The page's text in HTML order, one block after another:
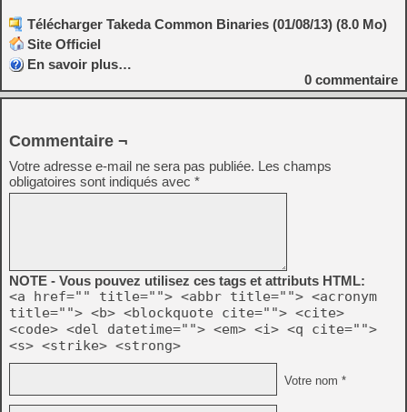
Télécharger Takeda Common Binaries (01/08/13) (8.0 Mo)
Site Officiel
En savoir plus…
0 commentaire
Commentaire ¬
Votre adresse e-mail ne sera pas publiée. Les champs
obligatoires sont indiqués avec *
NOTE - Vous pouvez utilisez ces tags et attributs HTML:
<a href="" title=""> <abbr title=""> <acronym
title=""> <b> <blockquote cite=""> <cite>
<code> <del datetime=""> <em> <i> <q cite="">
<s> <strike> <strong>
Votre nom *